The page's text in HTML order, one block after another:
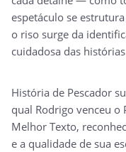
espetáculo se
o riso surge da
cuidadosa das
História de Pescador
qual Rodrigo venceu o
Melhor Texto,
e a qualidade de sua